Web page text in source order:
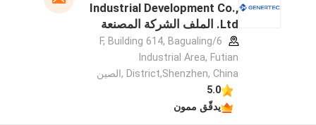
Industrial Development Co.,
Ltd. الملف الشركة المصنعة
6/F, Building 614, Bagualing
Industrial Area, Futian
District,Shenzhen, China ,الصين
5.0
يدقّق ممون